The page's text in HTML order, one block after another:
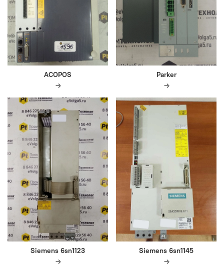
ACOPOS Parker
Siemens 6sn1123 Siemens 6sn1145